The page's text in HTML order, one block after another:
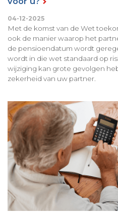
04-12-2025
Met de komst van de Wet
ook de manier waarop het
de pensioendatum wordt
wordt in die wet standaard op
wijziging kan grote gevolgen
zekerheid van uw partner.